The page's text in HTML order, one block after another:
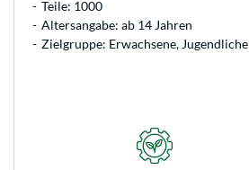
Teile: 1000
Altersangabe: ab 14 Jahren
Zielgruppe: Erwachsene, Jugendliche